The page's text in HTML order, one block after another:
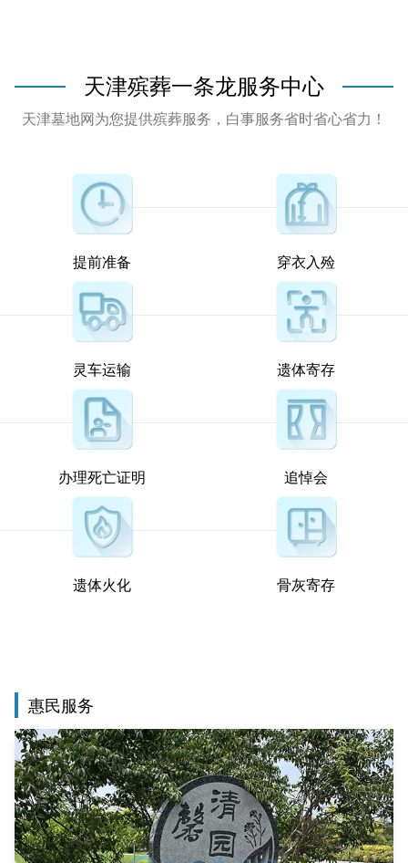
天津殡葬一条龙服务中心
天津墓地网为您提供殡葬服务，白事服务省时省心省力！
提前准备 穿衣入殓
灵车运输 遗体寄存
办理死亡证明 追悼会
遗体火化 骨灰寄存
惠民服务